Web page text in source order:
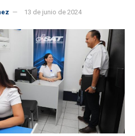
13 de junio de 2024